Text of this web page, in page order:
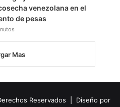
venezolana en el
de pesas
Mas
Reservados | Diseño por